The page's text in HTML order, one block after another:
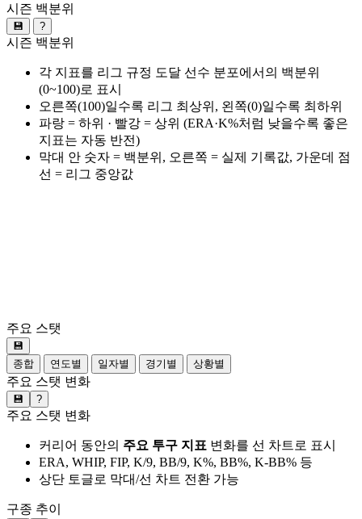
시즌 백분위
💾 ?
시즌 백분위
각 지표를 리그 규정 도달 선수 분포에서의 백분위
(0~100)로 표시
오른쪽(100)일수록 리그 최상위, 왼쪽(0)일수록 최하위
파랑 = 하위 · 빨강 = 상위 (ERA·K%처럼 낮을수록 좋은
지표는 자동 반전)
막대 안 숫자 = 백분위, 오른쪽 = 실제 기록값, 가운데 점
선 = 리그 중앙값
주요 스탯
💾
종합
연도별 일자별 경기별 상황별
주요 스탯 변화
💾 ?
주요 스탯 변화
커리어 동안의 주요 투구 지표 변화를 선 차트로 표시
ERA, WHIP, FIP, K/9, BB/9, K%, BB%, K-BB% 등
상단 토글로 막대/선 차트 전환 가능
구종 추이